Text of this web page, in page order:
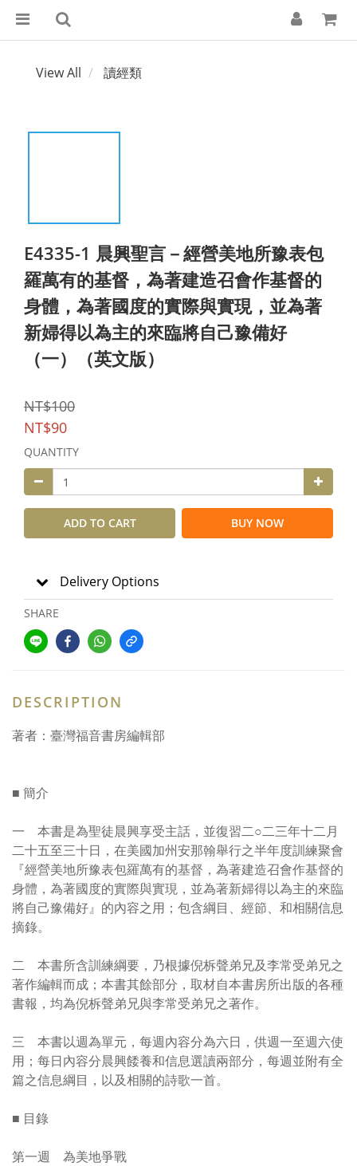
View All 讀經類
E4335-1 晨興聖言－經營美地所豫表包
羅萬有的基督，為著建造召會作基督的
身體，為著國度的實際與實現，並為著
新婦得以為主的來臨將自己豫備好
（一）（英文版）
NT$100
NT$90
QUANTITY
ADD TO CART BUY NOW
Delivery Options
SHARE
DESCRIPTION
著者：臺灣福音書房編輯部
■ 簡介
一 本書是為聖徒晨興享受主話，並復習二○二三年十二月
二十五至三十日，在美國加州安那翰舉行之半年度訓練聚會
『經營美地所豫表包羅萬有的基督，為著建造召會作基督的
身體，為著國度的實際與實現，並為著新婦得以為主的來臨
將自己豫備好』的內容之用；包含綱目、經節、和相關信息
摘錄。
二 本書所含訓練綱要，乃根據倪柝聲弟兄及李常受弟兄之
著作編輯而成；本書其餘部分，取材自本書房所出版的各種
書報，均為倪柝聲弟兄與李常受弟兄之著作。
三 本書以週為單元，每週內容分為六日，供週一至週六使
用；每日內容分晨興餧養和信息選讀兩部分，每週並附有全
篇之信息綱目，以及相關的詩歌一首。
■ 目錄
第一週 為美地爭戰